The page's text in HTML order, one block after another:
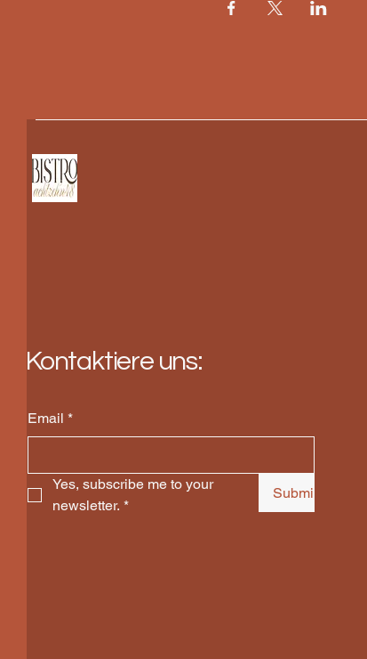
Kontaktiere uns:
Email *
Yes, subscribe me to your
newsletter. *
Submit